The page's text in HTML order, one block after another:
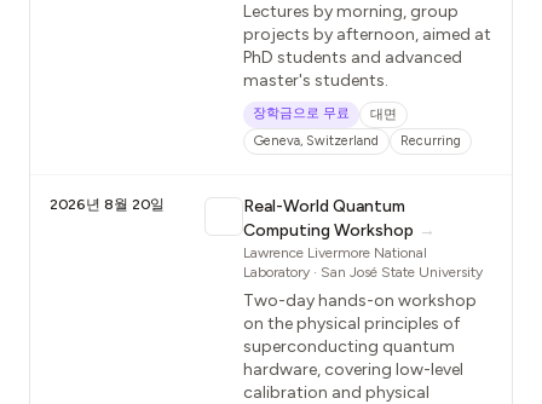
Lectures by morning, group
projects by afternoon, aimed at
PhD students and advanced
master's students.
장학금으로 무료
대면
Geneva, Switzerland
Recurring
2026년 8월 20일
Real-World Quantum
Computing Workshop →
Lawrence Livermore National
Laboratory · San José State University
Two-day hands-on workshop
on the physical principles of
superconducting quantum
hardware, covering low-level
calibration and physical